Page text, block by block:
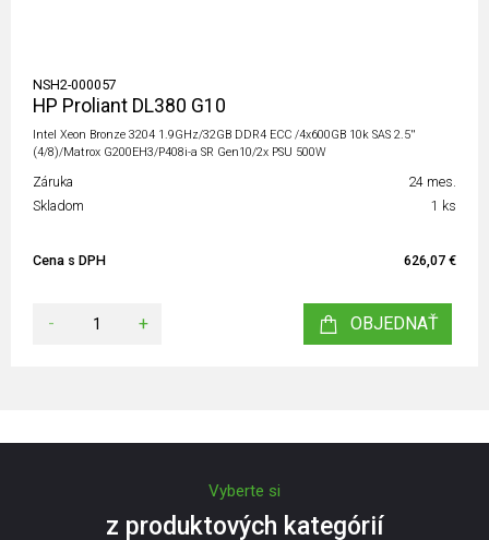
NSH2-000057
HP Proliant DL380 G10
Intel Xeon Bronze 3204 1.9GHz/32GB DDR4 ECC /4x600GB 10k SAS 2.5''
(4/8)/Matrox G200EH3/P408i-a SR Gen10/2x PSU 500W
Záruka
24 mes.
Skladom
1 ks
Cena s DPH 626,07 €
- + OBJEDNAŤ
Vyberte si
z produktových kategórií